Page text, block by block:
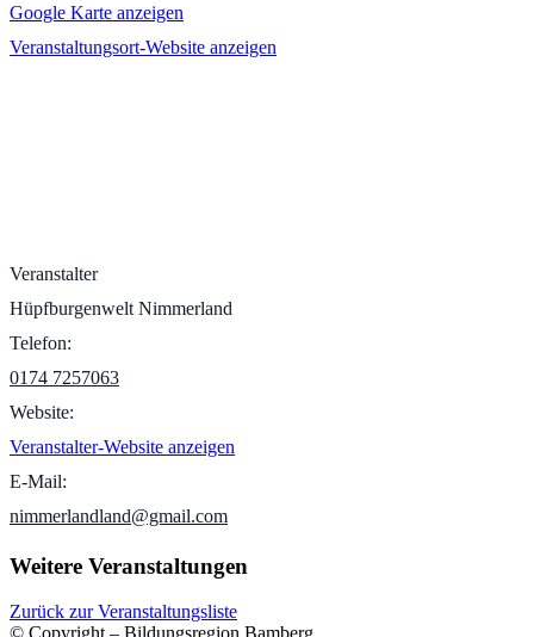
Google Karte anzeigen
Veranstaltungsort-Website anzeigen
Veranstalter
Hüpfburgenwelt Nimmerland
Telefon:
0174 7257063
Website:
Veranstalter-Website anzeigen
E-Mail:
nimmerlandland@gmail.com
Weitere Veranstaltungen
Zurück zur Veranstaltungsliste